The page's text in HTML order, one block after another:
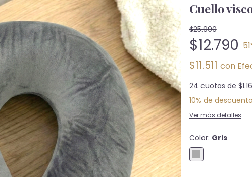
Cuello
$25.990
$12.790 51
$11.511 con
24 cuotas de
10% de descuento
Ver más detalles
Color: Gris